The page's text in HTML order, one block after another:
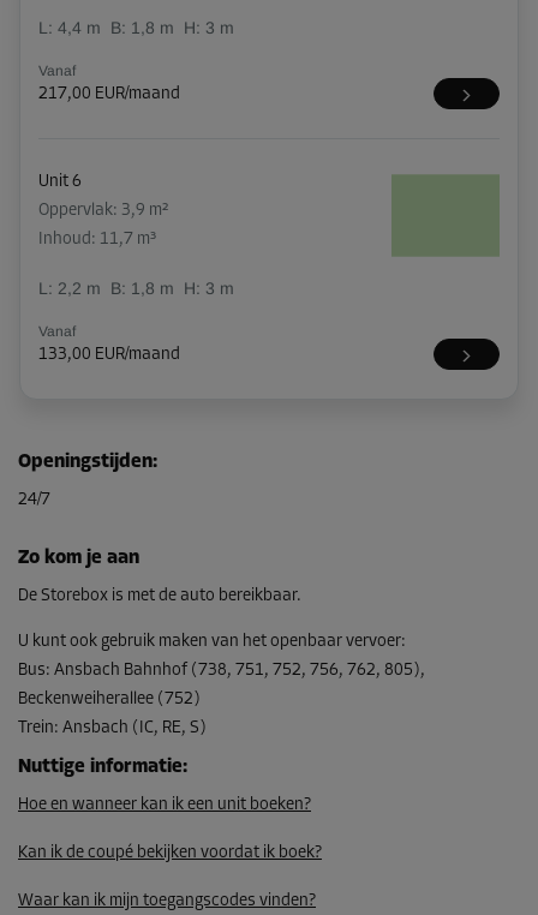
L: 4,4 m B: 1,8 m H: 3 m
Vanaf
217,00 EUR/maand
Unit 6
Oppervlak: 3,9 m²
Inhoud: 11,7 m³
L: 2,2 m B: 1,8 m H: 3 m
Vanaf
133,00 EUR/maand
Oppervlak: 4,1 m²
Inhoud: 12,3 m³
L:1,8 m B:2,3
Vanaf
Unit 9
Oppervlak: 7,1 m²
Inhoud: 21,3 m³
L:3,8m B:1,9m H:3m
Vanaf
Openingstijden:
24/7
Zo kom je aan
De Storebox is met de auto bereikbaar.
U kunt ook gebruik maken van het openbaar vervoer:
Bus: Ansbach Bahnhof (738, 751, 752, 756, 762, 805),
Beckenweiherallee (752)
Trein: Ansbach (IC, RE, S)
Nuttige informatie:
Hoe en wanneer kan ik een unit boeken?
Kan ik de coupé bekijken voordat ik boek?
Waar kan ik mijn toegangscodes vinden?